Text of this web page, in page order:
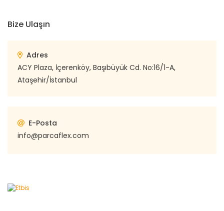
Bize Ulaşın
Adres
ACY Plaza, İçerenköy, Başıbüyük Cd. No:16/1-A,
Ataşehir/İstanbul
E-Posta
info@parcaflex.com